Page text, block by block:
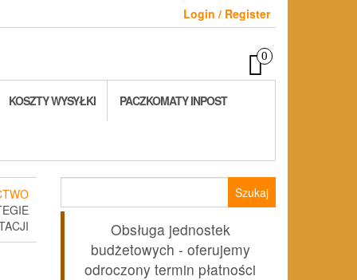
Login / Register
0
KOSZTY WYSYŁKI PACZKOMATY INPOST
Obsługa jednostek
budżetowych - oferujemy
odroczony termin płatności